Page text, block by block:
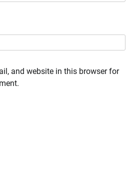
and website in this browser for